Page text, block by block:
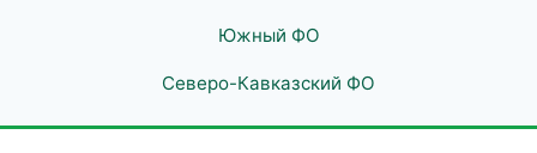
Южный ФО
Северо-Кавказский ФО